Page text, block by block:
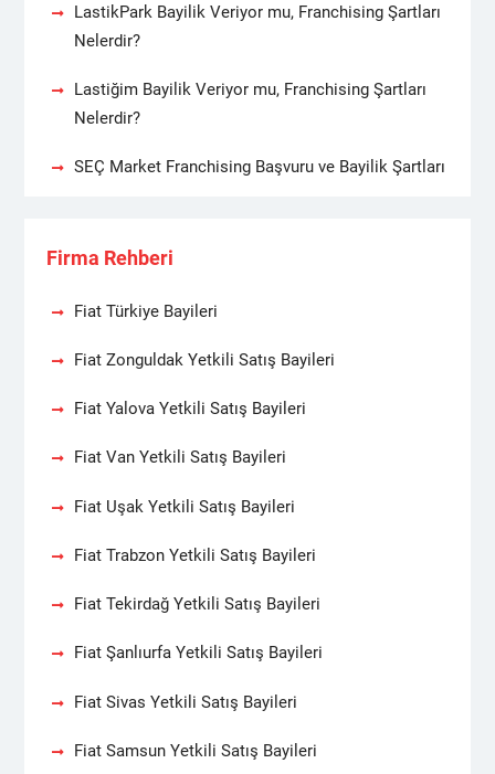
LastikPark Bayilik Veriyor mu, Franchising Şartları
Nelerdir?
Lastiğim Bayilik Veriyor mu, Franchising Şartları
Nelerdir?
SEÇ Market Franchising Başvuru ve Bayilik Şartları
Firma Rehberi
Fiat Türkiye Bayileri
Fiat Zonguldak Yetkili Satış Bayileri
Fiat Yalova Yetkili Satış Bayileri
Fiat Van Yetkili Satış Bayileri
Fiat Uşak Yetkili Satış Bayileri
Fiat Trabzon Yetkili Satış Bayileri
Fiat Tekirdağ Yetkili Satış Bayileri
Fiat Şanlıurfa Yetkili Satış Bayileri
Fiat Sivas Yetkili Satış Bayileri
Fiat Samsun Yetkili Satış Bayileri